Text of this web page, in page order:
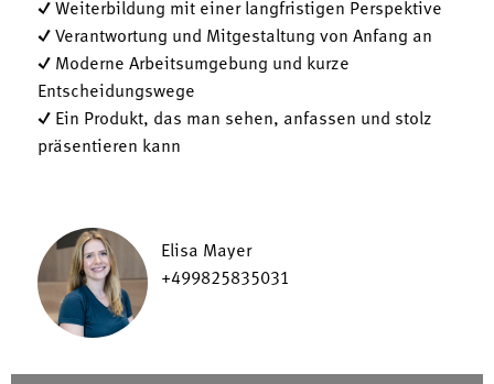
✓ Weiterbildung mit einer langfristigen Perspektive
✓ Verantwortung und Mitgestaltung von Anfang an
✓ Moderne Arbeitsumgebung und kurze
Entscheidungswege
✓ Ein Produkt, das man sehen, anfassen und stolz
präsentieren kann
Elisa Mayer
+499825835031